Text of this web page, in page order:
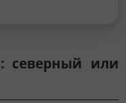
северный или